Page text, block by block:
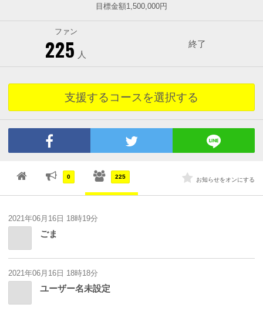
目標金額1,500,000円
ファン
225 人
終了
支援するコースを選択する
0 225 お知らせをオンにする
2021年06月16日 18時19分
ごま
2021年06月16日 18時18分
ユーザー名未設定